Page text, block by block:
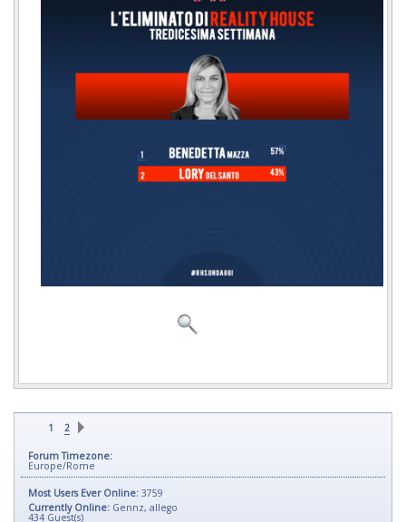
1 2
Forum Timezone:
Europe/Rome
Most Users Ever Online: 3759
Currently Online: Gennz, allego
434 Guest(s)